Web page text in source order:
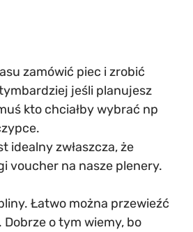
zamówić piec i zrobić
jeśli planujesz
kto chciałby wybrać np
idealny zwłaszcza, że
voucher na nasze plenery.
Łatwo można przewieźć
o tym wiemy, bo